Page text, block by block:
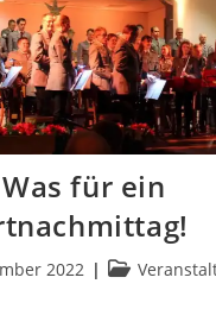
für ein
2022
Beitrags-